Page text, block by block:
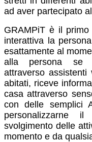
ad aver partecipato
GRAMPiT è il
interattiva la
esattamente al
alla persona se
attraverso assistenti
abitati, riceve
casa attraverso
con delle semplici
personalizzarne
svolgimento delle
momento e da